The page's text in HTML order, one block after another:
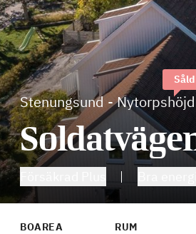
Stenungsund-Nytorpshöjd
Såld
BOAREA
RUM